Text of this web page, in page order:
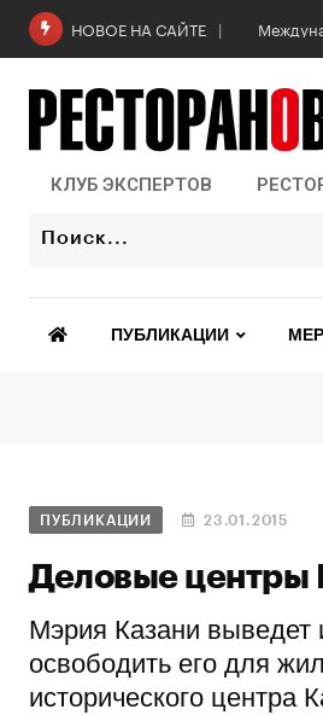
НОВОЕ НА САЙТЕ
КЛУБ ЭКСПЕРТОВ
ПУБЛИКАЦИИ
ПУБЛИКАЦИИ 23.01.2015
Деловые центры
Мэрия Казани выведет
освободить его для
исторического центра